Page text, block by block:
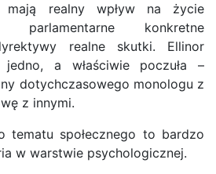
mają realny wpływ na życie
parlamentarne konkretne
realne skutki. Ellinor
jedno, a właściwie poczuła –
dotychczasowego monologu z
z innymi.
społecznego to bardzo
w warstwie psychologicznej.